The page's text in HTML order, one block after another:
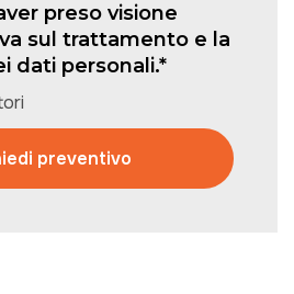
preso visione
sul trattamento e la
dati personali.*
preventivo